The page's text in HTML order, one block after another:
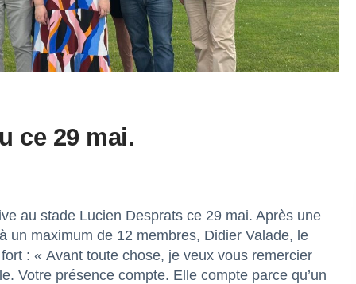
ce 29 mai.
au stade Lucien Desprats ce 29 mai. Après une
un maximum de 12 membres, Didier Valade, le
: « Avant toute chose, je veux vous remercier
Votre présence compte. Elle compte parce qu’un